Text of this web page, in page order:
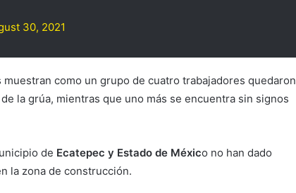
30, 2021
como un grupo de cuatro trabajadores quedaron
la grúa, mientras que uno más se encuentra sin signos
de Ecatepec y Estado de México no han dado
la zona de construcción.